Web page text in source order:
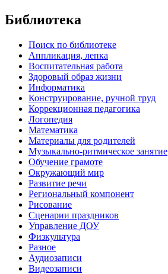
Библиотека
Поиск по библиотеке
Аппликация, лепка
Воспитательная работа
Здоровый образ жизни
Информатика
Конструирование, ручной труд
Коррекционная педагогика
Логопедия
Математика
Материалы для родителей
Музыкально-ритмическое занятие
Обучение грамоте
Окружающий мир
Развитие речи
Региональный компонент
Рисование
Сценарии праздников
Управление ДОУ
Физкультура
Разное
Аудиозаписи
Видеозаписи